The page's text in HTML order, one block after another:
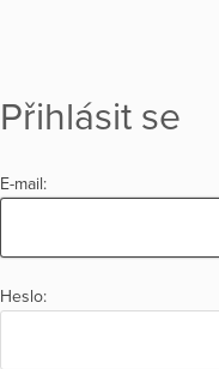
Přihlásit se
E-mail:
Heslo: